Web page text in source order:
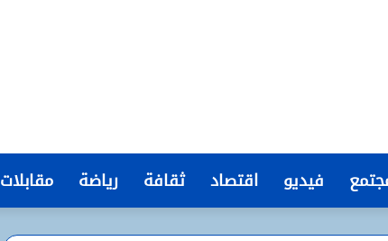
فيديو اقتصاد ثقافة رياضة مقابلات